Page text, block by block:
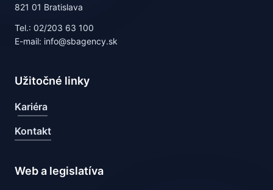
821 01 Bratislava
Tel.: 02/203 63 100
E-mail: info@sbagency.sk
Užitočné linky
Kariéra
Kontakt
Web a legislatíva